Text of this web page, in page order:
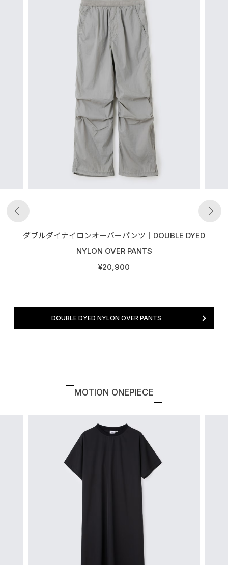
ダブルダイナイロンオーバーパンツ│DOUBLE DYED
NYLON OVER PANTS
¥20,900
DOUBLE DYED NYLON OVER PANTS
MOTION ONEPIECE